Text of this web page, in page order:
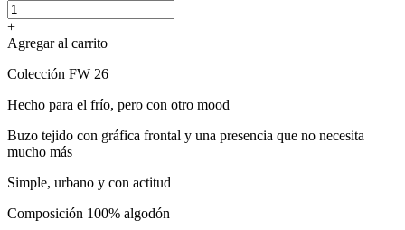
+
Agregar al carrito
Colección FW 26
Hecho para el frío, pero con otro mood
Buzo tejido con gráfica frontal y una presencia que no necesita
mucho más
Simple, urbano y con actitud
Composición 100% algodón